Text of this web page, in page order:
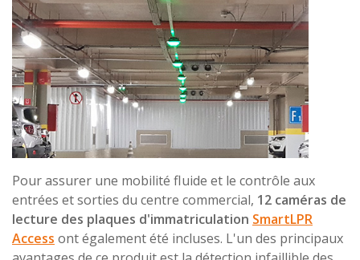
Pour assurer une mobilité fluide et le contrôle aux
entrées et sorties du centre commercial, 12 caméras de
lecture des plaques d'immatriculation SmartLPR
Access ont également été incluses. L'un des principaux